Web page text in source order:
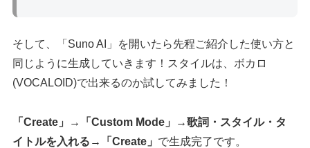
そして、「Suno AI」を開いたら先程ご紹介した使い方と
同じように生成していきます！スタイルは、ボカロ
(VOCALOID)で出来るのか試してみました！
「Create」→「Custom Mode」→歌詞・スタイル・タ
イトルを入れる→「Create」 で生成完了です。